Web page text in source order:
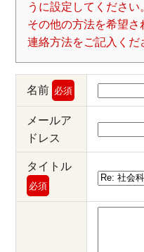
うに設定してください
その他の方法を希望
連絡方法をご記入くだ
名前 必須
メールア
ドレス
タイトル
必須